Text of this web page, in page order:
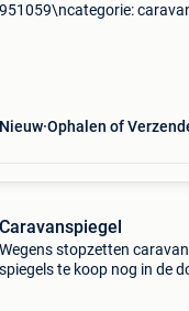
951059\ncategorie:
Nieuw Ophalen of
Caravanspiegel
Wegens stopzetten
spiegels te koop nog in de